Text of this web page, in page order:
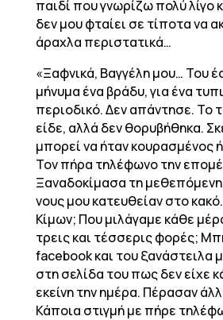
παιδί που γνωρίζω πολύ λίγο
δεν μου φταίει σε τίποτα να
άραχλα περιστατικά…
«Ξαφνικά, Βαγγέλη μου… Του
μήνυμα ένα βράδυ, για ένα
περιοδικό. Δεν απάντησε. Το
είδε, αλλά δεν θορυβήθηκα.
μπορεί να ήταν κουρασμένος ή
Τον πήρα τηλέφωνο την
Ξαναδοκίμασα τη
νους μου κατευθείαν στο
Κίμων; Που μιλάγαμε κάθε
τρεις και τέσσερις φορές;
facebook και του ξανάστειλα
στη σελίδα του πως δεν είχε
εκείνη την ημέρα. Πέρασαν
Κάποια στιγμή με πήρε